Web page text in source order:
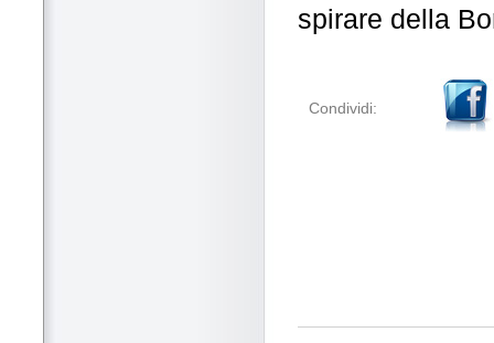
spirare della
Condividi: